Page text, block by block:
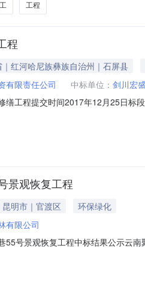
工程
程
红河哈尼族彝族自治州｜石屏县
有限责任公司 中标单位： 剑川宏
缮工程提交时间2017年12月25日标
招标方式■公开□邀请招标类别■施
景观恢复工程
明市｜官渡区
环保绿化
有限公司
55号景观恢复工程中标结果公示云
，现将中标结果公布如下：成交单
元